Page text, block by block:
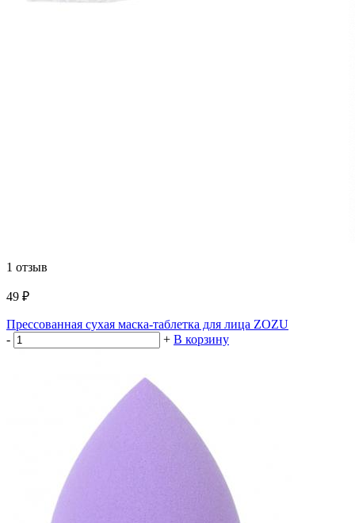
1 отзыв
49 ₽
Прессованная сухая маска-таблетка для лица ZOZU
-
+ В корзину